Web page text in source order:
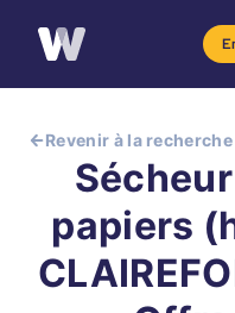
Revenir à la recherche
papiers